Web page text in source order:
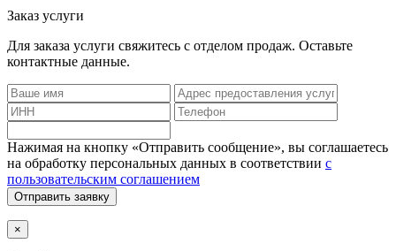
Заказ услуги
Для заказа услуги свяжитесь с отделом продаж. Оставьте
контактные данные.
Нажимая на кнопку «Отправить сообщение», вы соглашаетесь
на обработку персональных данных в соответствии с
пользовательским соглашением
Отправить заявку
×